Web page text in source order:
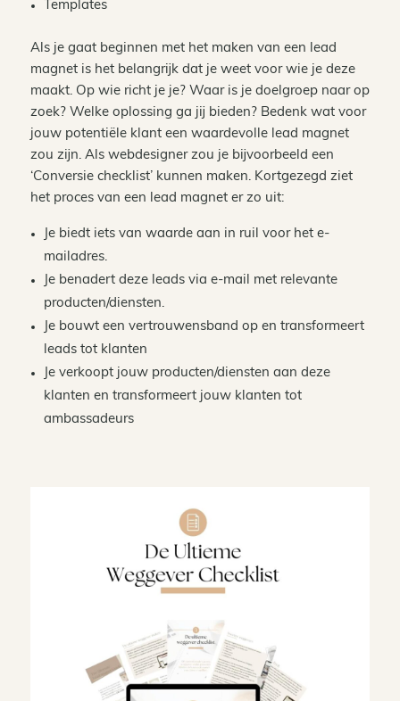
Templates
Als je gaat beginnen met het maken van een lead
magnet is het belangrijk dat je weet voor wie je deze
maakt. Op wie richt je je? Waar is je doelgroep naar op
zoek? Welke oplossing ga jij bieden? Bedenk wat voor
jouw potentiële klant een waardevolle lead magnet
zou zijn. Als webdesigner zou je bijvoorbeeld een
‘Conversie checklist’ kunnen maken. Kortgezegd ziet
het proces van een lead magnet er zo uit:
Je biedt iets van waarde aan in ruil voor het e-
mailadres.
Je benadert deze leads via e-mail met relevante
producten/diensten.
Je bouwt een vertrouwensband op en transformeert
leads tot klanten
Je verkoopt jouw producten/diensten aan deze
klanten en transformeert jouw klanten tot
ambassadeurs